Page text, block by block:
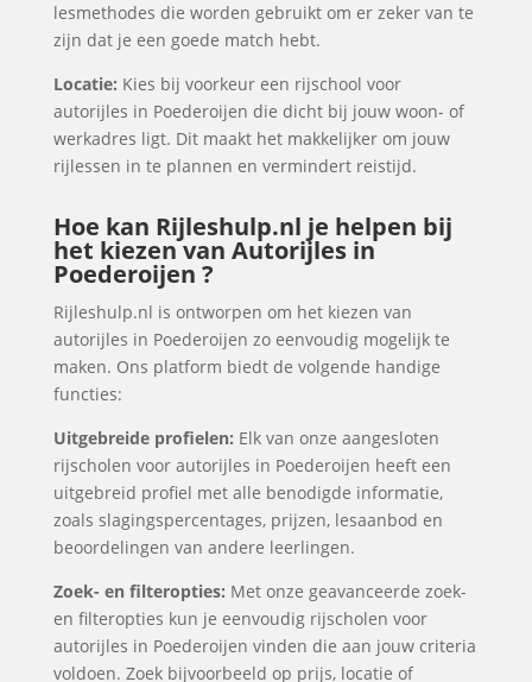
lesmethodes die worden gebruikt om er zeker van te
zijn dat je een goede match hebt.
Locatie: Kies bij voorkeur een rijschool voor
autorijles in Poederoijen die dicht bij jouw woon- of
werkadres ligt. Dit maakt het makkelijker om jouw
rijlessen in te plannen en vermindert reistijd.
Hoe kan Rijleshulp.nl je helpen bij
het kiezen van Autorijles in
Poederoijen ?
Rijleshulp.nl is ontworpen om het kiezen van
autorijles in Poederoijen zo eenvoudig mogelijk te
maken. Ons platform biedt de volgende handige
functies:
Uitgebreide profielen: Elk van onze aangesloten
rijscholen voor autorijles in Poederoijen heeft een
uitgebreid profiel met alle benodigde informatie,
zoals slagingspercentages, prijzen, lesaanbod en
beoordelingen van andere leerlingen.
Zoek- en filteropties: Met onze geavanceerde zoek-
en filteropties kun je eenvoudig rijscholen voor
autorijles in Poederoijen vinden die aan jouw criteria
voldoen. Zoek bijvoorbeeld op prijs, locatie of